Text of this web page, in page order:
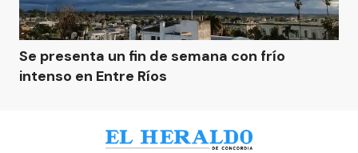
Se presenta un fin de semana con frío
intenso en Entre Ríos